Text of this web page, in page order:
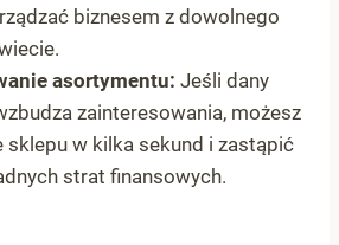
biznesem z dowolnego
asortymentu: Jeśli dany
zainteresowania, możesz
sklepu w kilka sekund i zastąpić
strat finansowych.